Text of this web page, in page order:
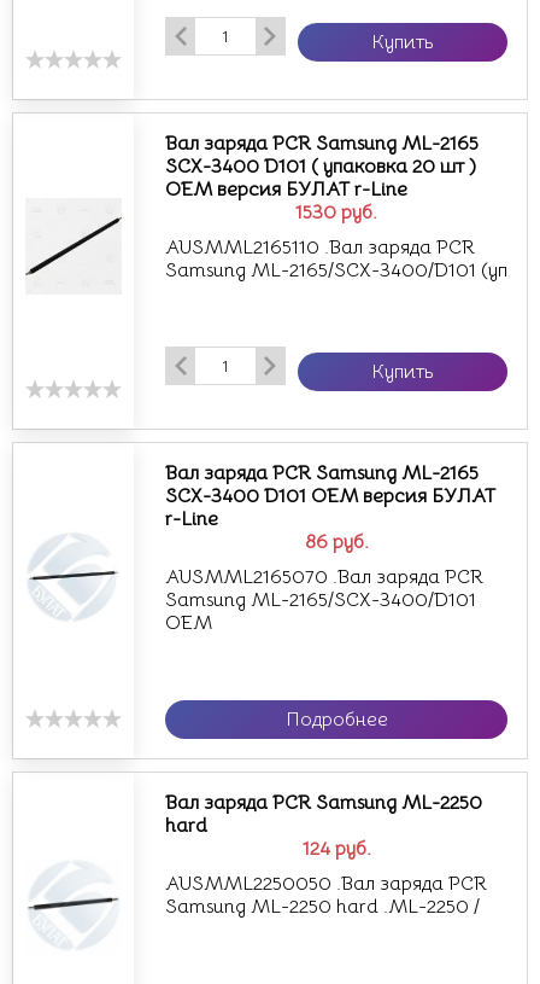
Купить
1530 руб.
Вал заряда PCR Samsung ML-2165
SCX-3400 D101 ( упаковка 20 шт )
OEM версия БУЛАТ r-Line
AUSMML2165110 .Вал заряда PCR
Samsung ML-2165/SCX-3400/D101 (уп
Купить
86 руб.
Вал заряда PCR Samsung ML-2165
SCX-3400 D101 OEM версия БУЛАТ
r-Line
AUSMML2165070 .Вал заряда PCR
Samsung ML-2165/SCX-3400/D101
OEM
Подробнее
124 руб.
Вал заряда PCR Samsung ML-2250
hard
AUSMML2250050 .Вал заряда PCR
Samsung ML-2250 hard .ML-2250 /